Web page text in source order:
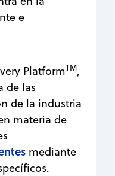
e
PlatformTM,
de las
de la industria
materia de
mediante